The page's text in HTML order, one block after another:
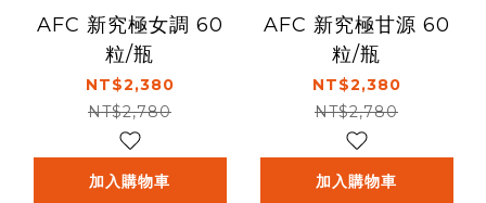
AFC 新究極女調 60
粒/瓶
NT$2,380
NT$2,780
加入購物車
AFC 新究極甘源 60
粒/瓶
NT$2,380
NT$2,780
加入購物車